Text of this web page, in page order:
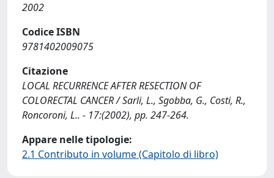
2002
Codice ISBN
9781402009075
Citazione
LOCAL RECURRENCE AFTER RESECTION OF
COLORECTAL CANCER / Sarli, L., Sgobba, G., Costi, R.,
Roncoroni, L.. - 17:(2002), pp. 247-264.
Appare nelle tipologie:
2.1 Contributo in volume (Capitolo di libro)